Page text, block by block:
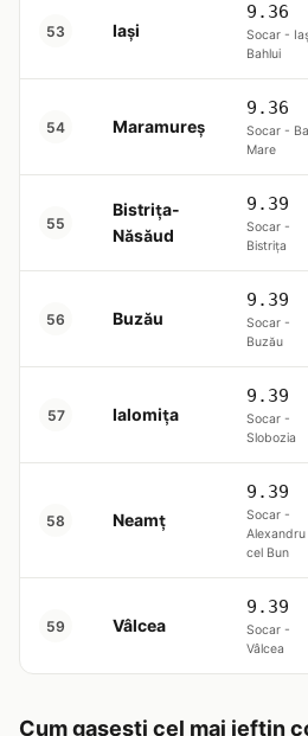
53 Iași
9.36
Socar -
Bahlui
54 Maramureș
9.36
Socar -
Mare
55
Bistrița-
Năsăud
9.39
Socar -
Bistriţa
56 Buzău
9.39
Socar -
Buzău
57 Ialomița
9.39
Socar -
Slobozia
58 Neamț
9.39
Socar -
Alexandru
cel Bun
59 Vâlcea
9.39
Socar -
Vâlcea
Cum gasesti cel mai ieftin